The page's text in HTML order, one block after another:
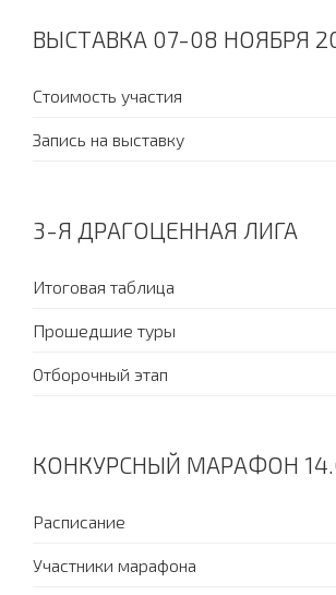
ВЫСТАВКА 07-08 НОЯБРЯ
Стоимость участия
Запись на выставку
3-Я ДРАГОЦЕННАЯ ЛИГА
Итоговая таблица
Прошедшие туры
Отборочный этап
КОНКУРСНЫЙ МАРАФОН
Расписание
Участники марафона